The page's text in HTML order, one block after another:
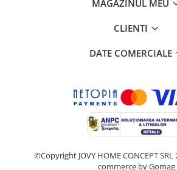
MAGAZINUL MEU
CLIENTI
DATE COMERCIALE
©Copyright JOVY HOME CONCEPT SRL
commerce by Gomag